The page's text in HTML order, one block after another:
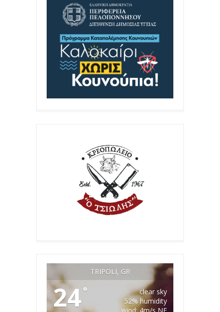
TRIPOLI, GR
24°
clear sky
52% humidity